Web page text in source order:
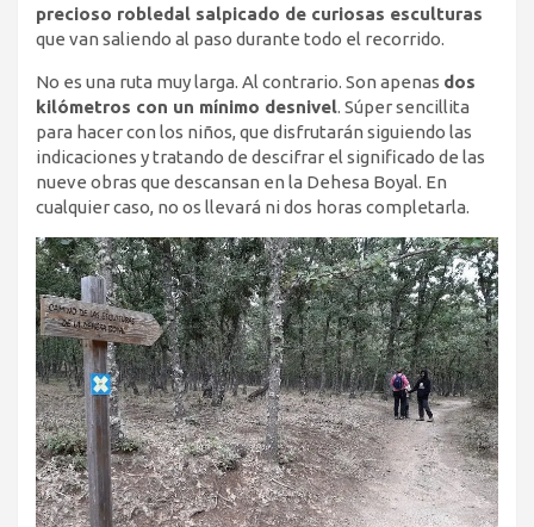
precioso robledal salpicado de curiosas esculturas
que van saliendo al paso durante todo el recorrido.
No es una ruta muy larga. Al contrario. Son apenas dos
kilómetros con un mínimo desnivel. Súper sencillita
para hacer con los niños, que disfrutarán siguiendo las
indicaciones y tratando de descifrar el significado de las
nueve obras que descansan en la Dehesa Boyal. En
cualquier caso, no os llevará ni dos horas completarla.